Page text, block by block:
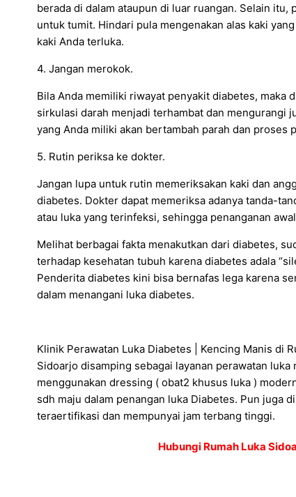
berada di dalam ataupun di luar ruangan. Selain
untuk tumit. Hindari pula mengenakan alas kaki
kaki Anda terluka.
4. Jangan merokok.
Bila Anda memiliki riwayat penyakit diabetes, maka
sirkulasi darah menjadi terhambat dan mengurangi
yang Anda miliki akan bertambah parah dan proses
5. Rutin periksa ke dokter.
Jangan lupa untuk rutin memeriksakan kaki dan
diabetes. Dokter dapat memeriksa adanya tanda-
atau luka yang terinfeksi, sehingga penanganan
Melihat berbagai fakta menakutkan dari diabetes,
terhadap kesehatan tubuh karena diabetes adala
Penderita diabetes kini bisa bernafas lega karena
dalam menangani luka diabetes.
Klinik Perawatan Luka Diabetes | Kencing Manis di
Sidoarjo disamping sebagai layanan perawatan
menggunakan dressing ( obat2 khusus luka )
sdh maju dalam penangan luka Diabetes. Pun juga
teraertifikasi dan mempunyai jam terbang tinggi.
Hubungi Rumah Luka